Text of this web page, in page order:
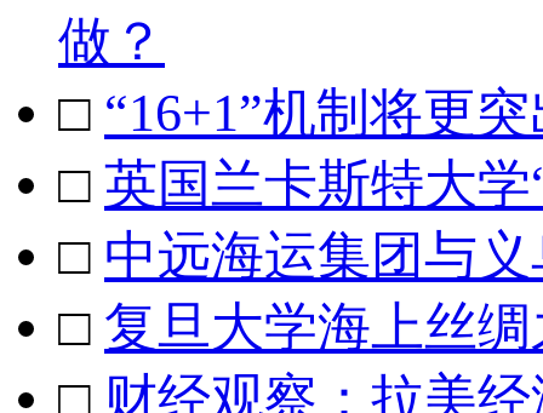
做？
□ “16+1”机制将更
□ 英国兰卡斯特大
□ 中远海运集团与
□ 复旦大学海上丝
□ 财经观察：拉美